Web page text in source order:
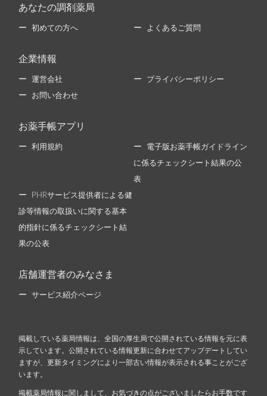
あなたの調剤薬局
初めての方へ よくあるご質問
企業情報
運営会社 プライバシーポリシー
お問い合わせ
お薬手帳アプリ
利用規約 電子版お薬手帳ガイドライン
に係るチェックシート結果の公
表
PHRサービス提供者による健
診等情報の取扱いに関する基本
的指針に係るチェックシート結
果の公表
店舗運営者のみなさま
サービス紹介ページ
掲載している薬局情報は、全国の厚生局で公開されている情報を元に表
示しています。公開されている情報更新に合わせてアップデートしてい
ますが、更新タイミングにより一部古い情報が表示される事ことがござ
います。
掲載薬局情報に関しまして、お気づきの点がございましたらお手数です